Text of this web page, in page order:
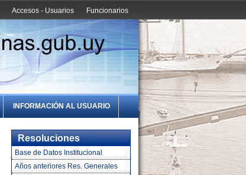
Funcionarios
Accesos - Usuarios
INFORMACIÓN AL USUARIO
Resoluciones
Base de Datos Institucional
Años anteriores Res. Generales